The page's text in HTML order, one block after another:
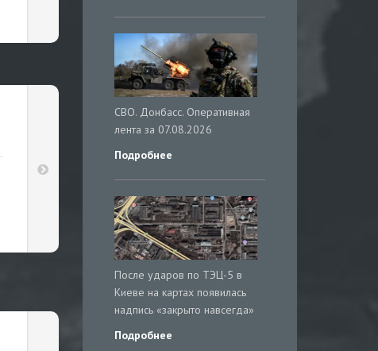
СВО. Донбасс. Оперативная
лента за 07.08.2026
Подробнее
После ударов по ТЭЦ-5 в
Киеве на картах появилась
надпись «закрыто навсегда»
Подробнее